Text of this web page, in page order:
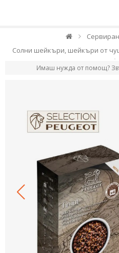
Солни шейкъри, шейкъри от
Имаш нужда от помощ?